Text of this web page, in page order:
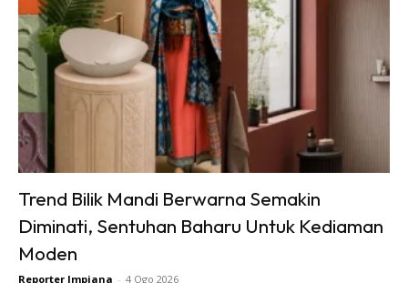
Ilham Impiana Inspirasi Selebriti
Impiana TV
Casa Impiana
Impiana MakeOver
Lahar Dekor
Sembang Dekor
Sembang Laman
Trend Bilik Mandi Berwarna Semakin
Diminati, Sentuhan Baharu Untuk Kediaman
Moden
Reporter Impiana - 4 Ogo 2026